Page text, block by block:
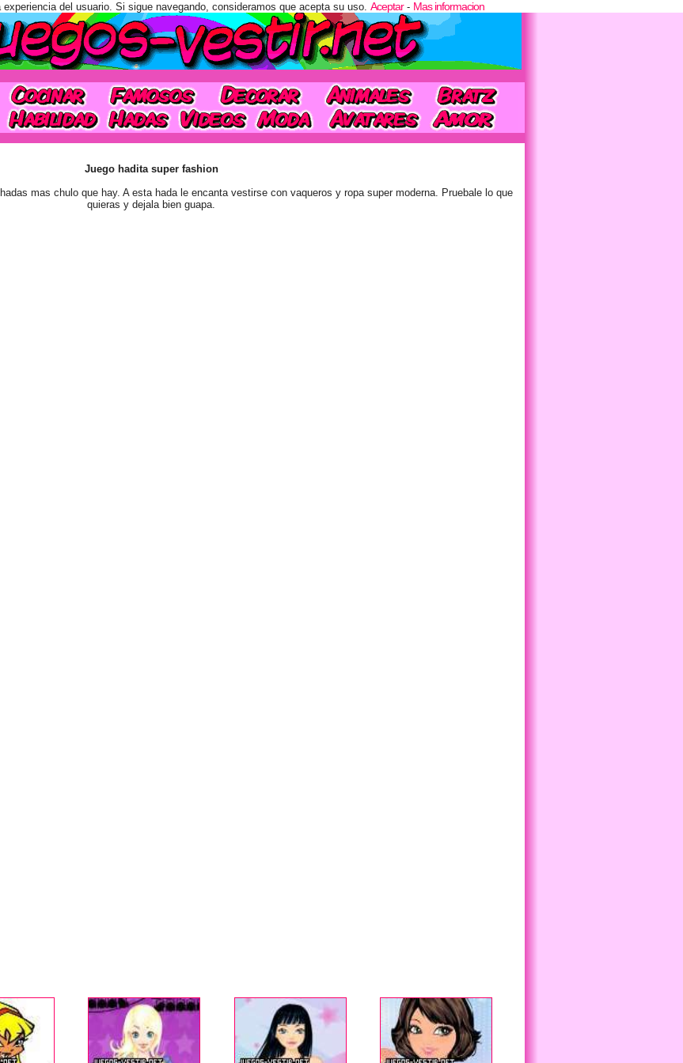
Juego hadita super fashion
mas chulo que hay. A esta hada le encanta vestirse con vaqueros y ropa super moderna. Pruebale lo que
quieras y dejala bien guapa.
del usuario. Si sigue navegando, consideramos que acepta su uso. Aceptar- Mas informacion